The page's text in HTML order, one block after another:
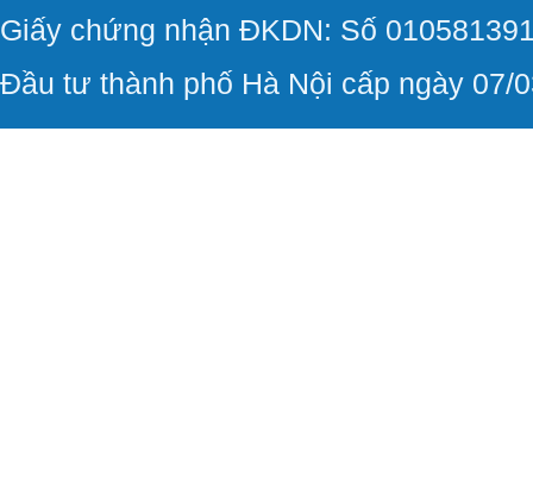
Giấy chứng nhận ĐKDN: Số
Đầu tư thành phố Hà Nội cấp ngày 07/